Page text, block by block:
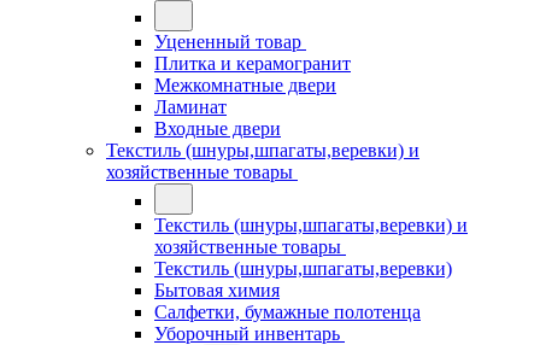
Уцененный товар
Плитка и керамогранит
Межкомнатные двери
Ламинат
Входные двери
Текстиль (шнуры,шпагаты,веревки) и
хозяйственные товары
Текстиль (шнуры,шпагаты,веревки) и
хозяйственные товары
Текстиль (шнуры,шпагаты,веревки)
Бытовая химия
Салфетки, бумажные полотенца
Уборочный инвентарь